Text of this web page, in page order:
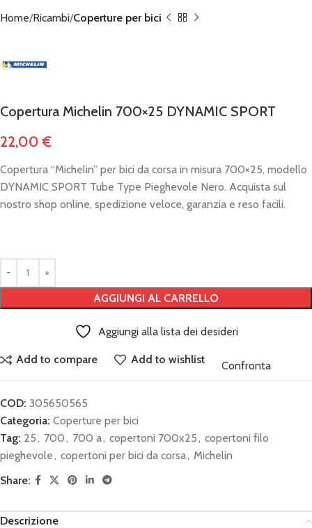
Home Ricambi Coperture per bici
Copertura Michelin 700×25 DYNAMIC SPORT
22,00€
Copertura “Michelin” per bici da corsa in misura 700×25, modello
DYNAMIC SPORT Tube Type Pieghevole Nero. Acquista sul
nostro shop online, spedizione veloce, garanzia e reso facili.
AGGIUNGI AL CARRELLO
Aggiungi alla lista dei desideri
Add to compare Add to wishlist Confronta
COD: 305650565
Categoria: Coperture per bici
Tag: 25 , 700 , 700 a, copertoni 700x25 , copertoni filo
pieghevole , copertoni per bici da corsa, Michelin
Share:
Descrizione